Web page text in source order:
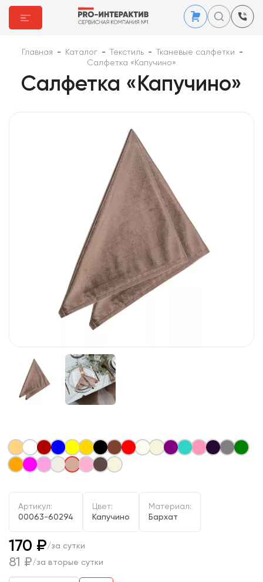
Главная - Каталог - Текстиль - Тканевые салфетки
-
Салфетка «Капучино»
Салфетка «Капучино»
Артикул:
00063-60294
Цвет:
Капучино
Материал:
Бархат
170 ₽/за сутки
81 ₽/за вторые сутки